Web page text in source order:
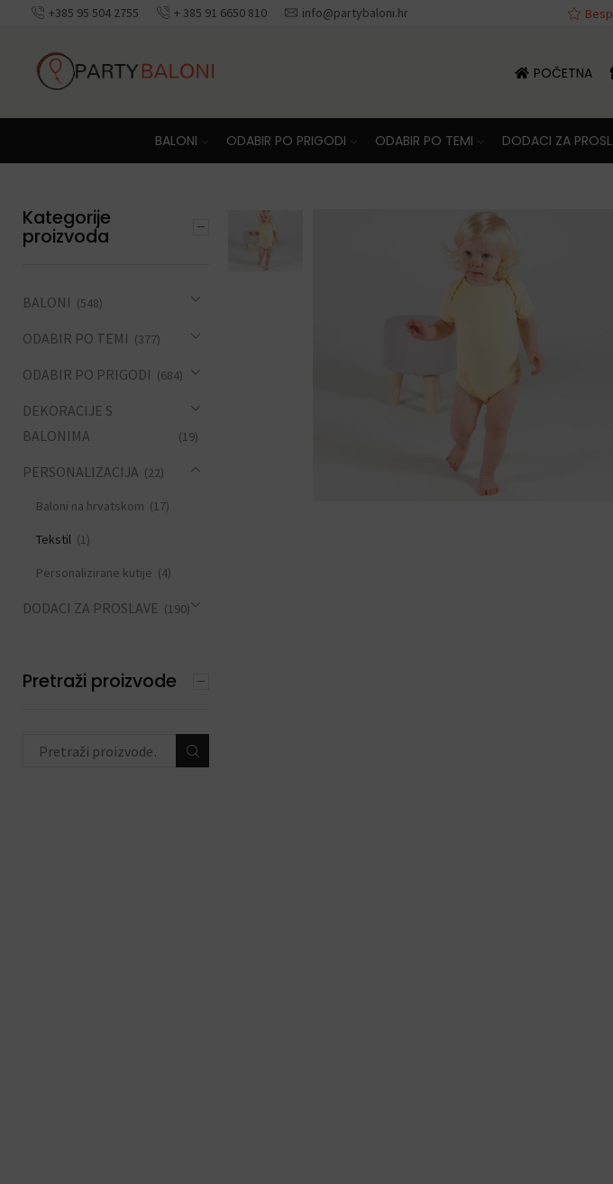
+385 95 504 2755 + 385 91 6650 810 info@partybaloni.hr
POČETNA
BALONI ODABIR PO PRIGODI ODABIR PO TEMI DODACI ZA
Kategorije
proizvoda
BALONI (548)
ODABIR PO TEMI (377)
ODABIR PO PRIGODI (684)
DEKORACIJE S
BALONIMA
(19)
PERSONALIZACIJA (22)
Baloni na hrvatskom (17)
Tekstil (1)
Personalizirane kutije (4)
DODACI ZA PROSLAVE (190)
Pretraži proizvode